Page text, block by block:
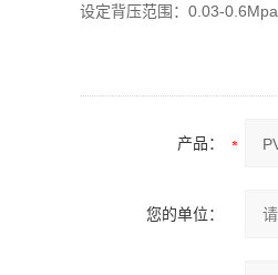
设定背压范围：0.03-0.6Mpa.
产品：
您的单位：